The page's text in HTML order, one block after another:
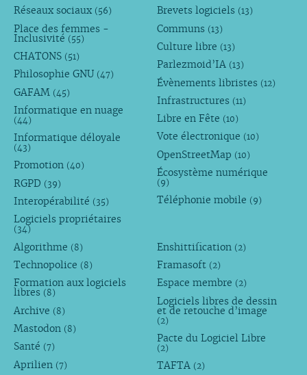
Réseaux sociaux (56)
Place des femmes -
Inclusivité (55)
CHATONS (51)
Philosophie GNU (47)
GAFAM (45)
Informatique en nuage
(44)
Informatique déloyale
(43)
Promotion (40)
RGPD (39)
Interopérabilité (35)
Logiciels propriétaires
(34)
Brevets logiciels (13)
Communs (13)
Culture libre (13)
Parlezmoid’IA (13)
Évènements libristes (12)
Infrastructures (11)
Libre en Fête (10)
Vote électronique (10)
OpenStreetMap (10)
Écosystème numérique
(9)
Téléphonie mobile (9)
Algorithme (8)
Technopolice (8)
Formation aux logiciels
libres (8)
Archive (8)
Mastodon (8)
Santé (7)
Aprilien (7)
Enshittification (2)
Framasoft (2)
Espace membre (2)
Logiciels libres de dessin
et de retouche d’image
(2)
Pacte du Logiciel Libre
(2)
TAFTA (2)